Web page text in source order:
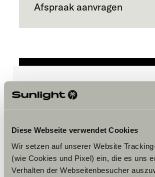
Diese Webseite verwendet Cookies
Wir setzen auf unserer Website
(wie Cookies und Pixel) ein, die es uns
Verhalten der Webseitenbesucher
Afspraak aanvragen
Accepteer marketing-
Cookie-instellingen